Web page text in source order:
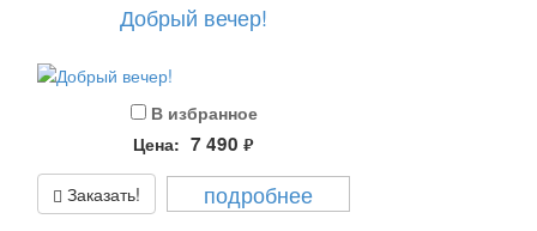
Добрый вечер!
В избранное
Цена: 7 490 руб.
Заказать! подробнее